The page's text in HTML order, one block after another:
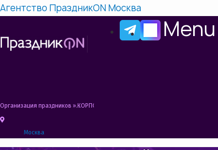
Агентство ПраздникON Москва
Menu
Организация праздников » КОРПОРАТИВНЫЙ ПРАЗДНИК КОМПАНИИ
Москва